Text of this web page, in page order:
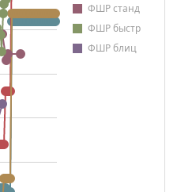
ФШР станд
ФШР быстр
ФШР блиц